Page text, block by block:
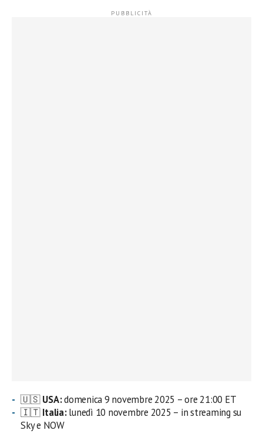
🇺🇸USA:domenica 9 novembre 2025 – ore 21:00 ET
🇮🇹Italia:lunedì 10 novembre 2025 – in streaming su
Sky e NOW